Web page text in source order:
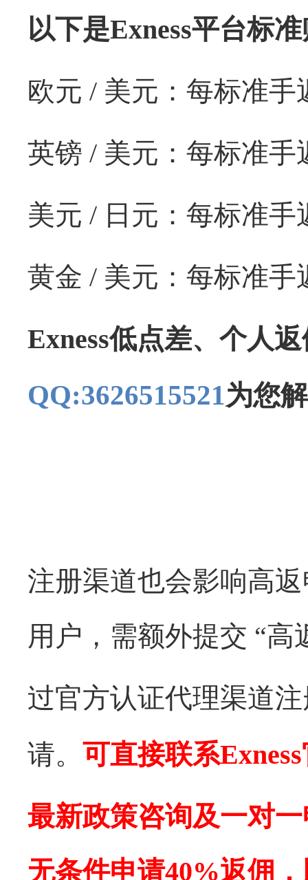
以下是Exness平台标
欧元 / 美元：每标准手
英镑 / 美元：每标准手
美元 / 日元：每标准手
黄金 / 美元：每标准手
Exness低点差、个人
QQ:3626515521为您
注册渠道也会影响高
用户，需额外提交 “
过官方认证代理渠道
请。 可直接联系
最新政策咨询及一对
无条件申请40%返佣